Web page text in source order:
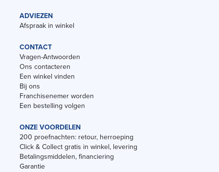
ADVIEZEN
Afspraak in winkel
CONTACT
Vragen-Antwoorden
Ons contacteren
Een winkel vinden
Bij ons
Franchisenemer worden
Een bestelling volgen
ONZE VOORDELEN
200 proefnachten: retour, herroeping
Click & Collect gratis in winkel, levering
Betalingsmiddelen, financiering
Garantie